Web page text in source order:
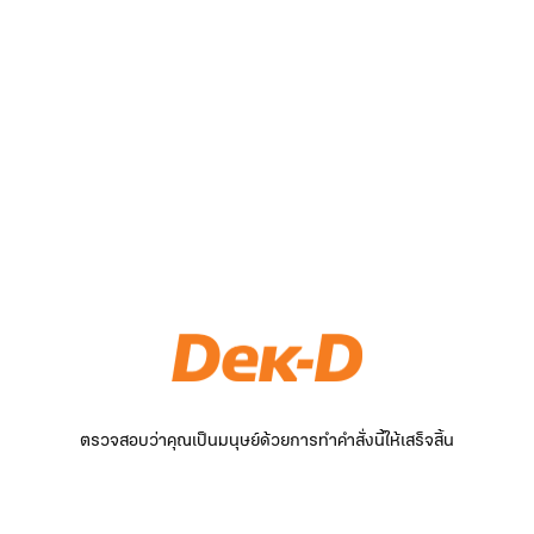
ตรวจสอบว่าคุณเป็นมนุษย์ด้วยการทำคำสั่งนี้ให้เสร็จสิ้น